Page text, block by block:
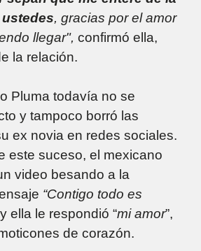
, gracias por el amor
llegar", confirmó ella,
la relación.
Pluma todavía no se
y tampoco borró las
ex novia en redes sociales.
este suceso, el mexicano
video besando a la
“Contigo todo es
ella le respondió “mi amor”,
de corazón.